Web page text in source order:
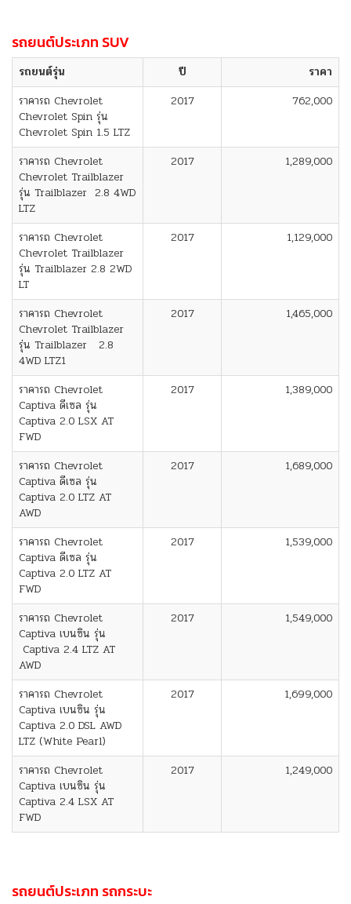
รถยนต์ประเภท SUV
รถยนต์รุ่น ปี
ราคา
ราคารถ Chevrolet
Chevrolet Spin รุ่น
Chevrolet Spin 1.5 LTZ
2017 762,000
ราคารถ Chevrolet
Chevrolet Trailblazer
รุ่น Trailblazer 2.8 4WD
LTZ
2017 1,289,000
ราคารถ Chevrolet
Chevrolet Trailblazer
รุ่น Trailblazer 2.8 2WD
LT
2017 1,129,000
ราคารถ Chevrolet
Chevrolet Trailblazer
รุ่น Trailblazer 2.8
4WD LTZ1
2017 1,465,000
ราคารถ Chevrolet
Captiva ดีเซล รุ่น
Captiva 2.0 LSX AT
FWD
2017 1,389,000
ราคารถ Chevrolet
Captiva ดีเซล รุ่น
Captiva 2.0 LTZ AT
AWD
2017 1,689,000
ราคารถ Chevrolet
Captiva ดีเซล รุ่น
Captiva 2.0 LTZ AT
FWD
2017 1,539,000
ราคารถ Chevrolet
Captiva เบนซิน รุ่น
Captiva 2.4 LTZ AT
AWD
2017 1,549,000
ราคารถ Chevrolet
Captiva เบนซิน รุ่น
Captiva 2.0 DSL AWD
LTZ (White Pearl)
2017 1,699,000
ราคารถ Chevrolet
Captiva เบนซิน รุ่น
Captiva 2.4 LSX AT
FWD
2017 1,249,000
รถยนต์ประเภท รถกระบะ